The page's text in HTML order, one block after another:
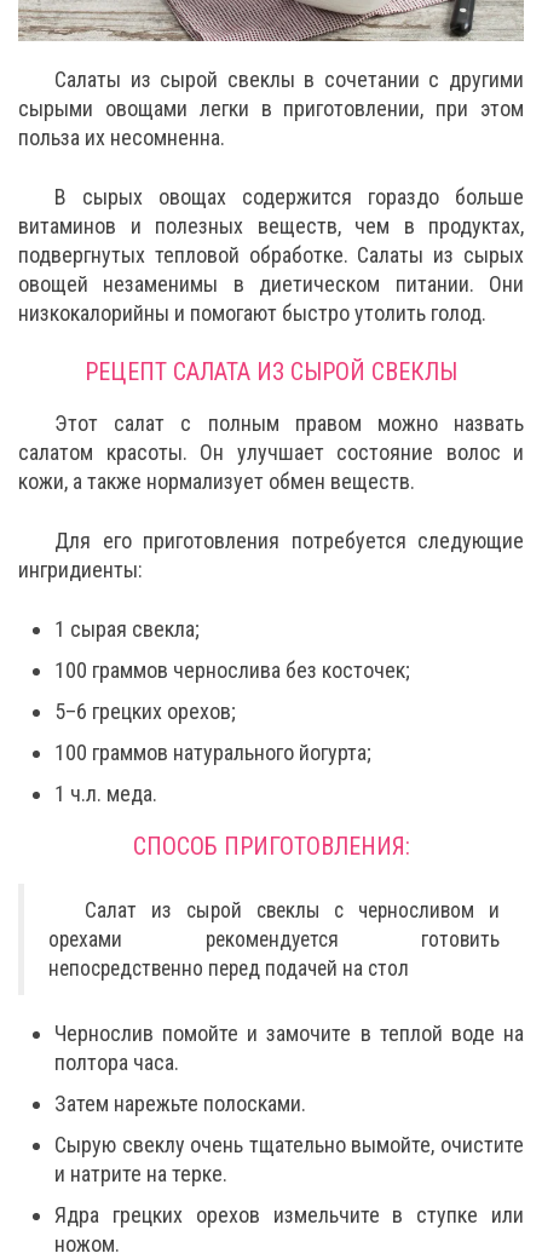
Салаты из сырой свеклы в сочетании с другими
сырыми овощами легки в приготовлении, при этом
польза их несомненна.
В сырых овощах содержится гораздо больше
витаминов и полезных веществ, чем в продуктах,
подвергнутых тепловой обработке. Салаты из сырых
овощей незаменимы в диетическом питании. Они
низкокалорийны и помогают быстро утолить голод.
РЕЦЕПТ САЛАТА ИЗ СЫРОЙ СВЕКЛЫ
Этот салат с полным правом можно назвать
салатом красоты. Он улучшает состояние волос и
кожи, а также нормализует обмен веществ.
Для его приготовления потребуется следующие
ингридиенты:
1 сырая свекла;
100 граммов чернослива без косточек;
5–6 грецких орехов;
100 граммов натурального йогурта;
1 ч.л. меда.
СПОСОБ ПРИГОТОВЛЕНИЯ:
Салат из сырой свеклы с черносливом и
орехами рекомендуется готовить
непосредственно перед подачей на стол
Чернослив помойте и замочите в теплой воде на
полтора часа.
Затем нарежьте полосками.
Сырую свеклу очень тщательно вымойте, очистите
и натрите на терке.
Ядра грецких орехов измельчите в ступке или
ножом.